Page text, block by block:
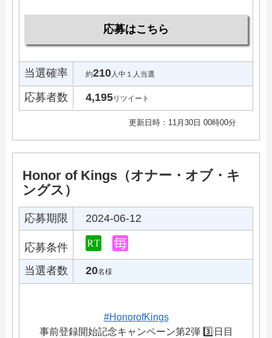
応募はこちら
当選確率 約210人中１人当選
応募者数 4,195リツイート
更新日時：11月30日 00時00分
Honor of Kings（オナー・オブ・キ
ングス）
応募期限 2024-06-12
応募条件
当選者数
20名様
#HonorofKings
事前登録開始記念キャンペーン第2弾 3️⃣日目